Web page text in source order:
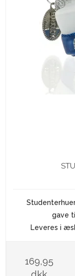
gave
Leveres i
169,95